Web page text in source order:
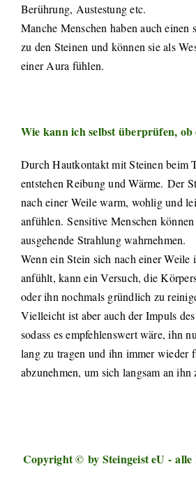
Berührung, Austestung etc.
Manche Menschen haben auch einen
zu den Steinen und können sie als
einer Aura fühlen.
Wie kann ich selbst überprüfen,
Durch Hautkontakt mit Steinen beim
entstehen Reibung und Wärme. Der
nach einer Weile warm, wohlig und
anfühlen. Sensitive Menschen
ausgehende Strahlung wahrnehmen.
Wenn ein Stein sich nach einer Weile
anfühlt, kann ein Versuch, die
oder ihn nochmals gründlich zu
Vielleicht ist aber auch der Impuls
sodass es empfehlenswert wäre, ihn
lang zu tragen und ihn immer wieder
abzunehmen, um sich langsam an ihn
Copyright © by Steingeist eU -alle